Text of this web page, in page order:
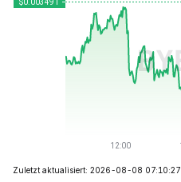
Zuletzt aktualisiert: 2026-08-08 07:10:27